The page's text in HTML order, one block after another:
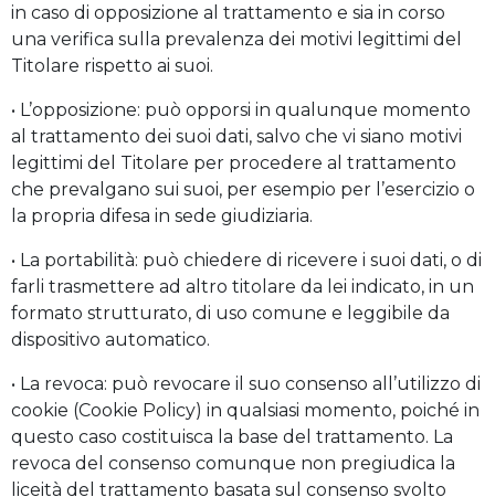
in caso di opposizione al trattamento e sia in corso
una verifica sulla prevalenza dei motivi legittimi del
Titolare rispetto ai suoi.
• L’opposizione: può opporsi in qualunque momento
al trattamento dei suoi dati, salvo che vi siano motivi
legittimi del Titolare per procedere al trattamento
che prevalgano sui suoi, per esempio per l’esercizio o
la propria difesa in sede giudiziaria.
• La portabilità: può chiedere di ricevere i suoi dati, o di
farli trasmettere ad altro titolare da lei indicato, in un
formato strutturato, di uso comune e leggibile da
dispositivo automatico.
• La revoca: può revocare il suo consenso all’utilizzo di
cookie (Cookie Policy) in qualsiasi momento, poiché in
questo caso costituisca la base del trattamento. La
revoca del consenso comunque non pregiudica la
liceità del trattamento basata sul consenso svolto